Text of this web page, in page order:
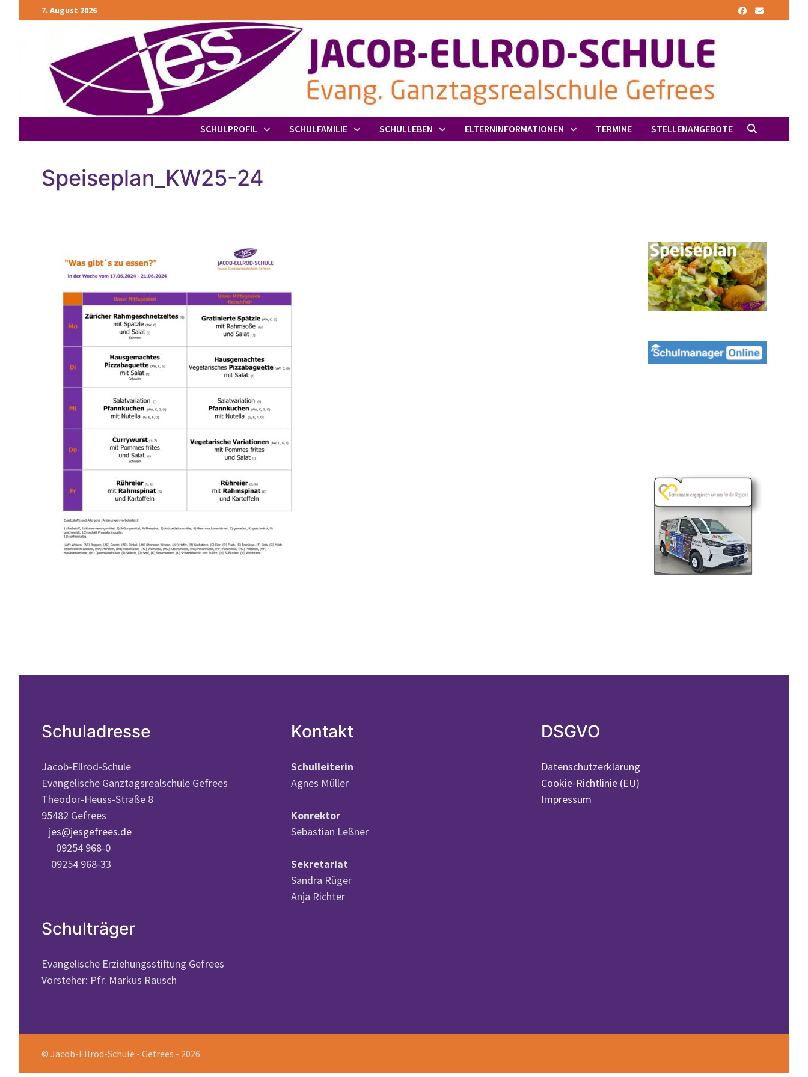
Zurück
zum
7. August 2026
SCHULPROFIL SCHULFAMILIE SCHULLEBEN ELTERNINFORMATIONEN TERMINE STELLENANGEBOTE
Speiseplan_KW25-24
Schuladresse
Jacob-Ellrod-Schule
Evangelische Ganztagsrealschule Gefrees
Theodor-Heuss-Straße 8
95482 Gefrees
jes@jesgefrees.de
09254 968-0
09254 968-33
Schulträger
Evangelische Erziehungsstiftung Gefrees
Vorsteher: Pfr. Markus Rausch
Kontakt
Schulleiterin
Agnes Müller
Konrektor
Sebastian Leßner
Sekretariat
Sandra Rüger
Anja Richter
DSGVO
Datenschutzerklärung
Cookie-Richtlinie (EU)
Impressum
© Jacob-Ellrod-Schule - Gefrees - 2026